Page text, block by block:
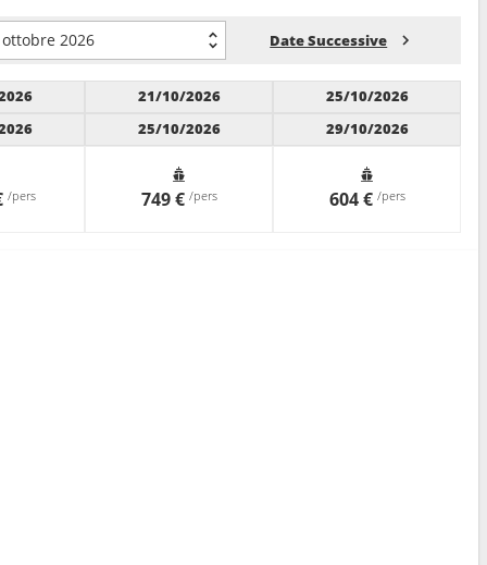
ottobre 2026 Date Successive
/pers
21/10/2026
25/10/2026
749 € /pers
25/10/2026
29/10/2026
604 € /pers